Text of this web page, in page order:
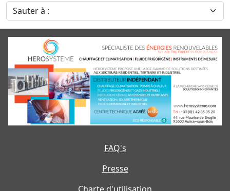
Sauter à :
FAQ's
Presse